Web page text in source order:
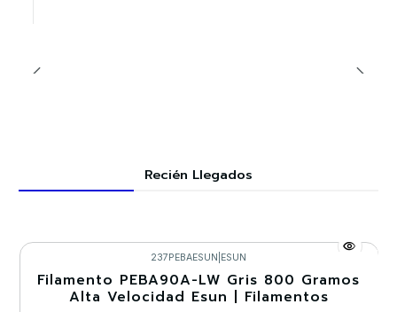
Recién Llegados
-30%
237PEBAESUN ESUN
Filamento PEBA90A-LW Gris 800 Gramos
Alta Velocidad Esun | Filamentos